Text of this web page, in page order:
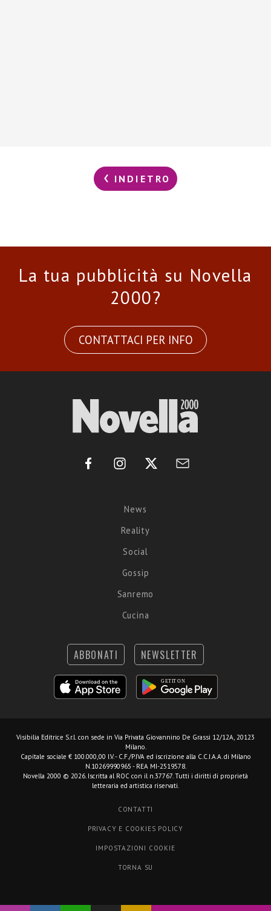
INDIETRO
La tua pubblicità su Novella
2000?
CONTATTACI PER INFO
News
Reality
Social
Gossip
Sanremo
Cucina
ABBONATI NEWSLETTER
Visibilia Editrice S.r.l. con sede in Via Privata Giovannino De Grassi 12/12A, 20123
Milano.
Capitale sociale € 100.000,00 I.V. - C.F./P.IVA ed iscrizione alla C.C.I.A.A. di Milano
N.10269990965 - REA MI-2519578.
Novella 2000 © 2026. Iscritta al ROC con il n.37767. Tutti i diritti di proprietà
letteraria ed artistica riservati.
CONTATTI
PRIVACY E COOKIES POLICY
IMPOSTAZIONI COOKIE
TORNA SU